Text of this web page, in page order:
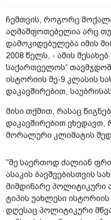
ჩემთვის, როგორც
აღმაშფოთებელია არც
დამოკიდებულება იმის
2008 წელს, - ამის
საქართველოს“
ისტორიის მე-9 კლასის
დაკავშირებით,
მისი თქმით, რასაც
დაკავშირებით ვხედავთ,
მორალური კლიმატის
"მე საერთოდ ძალიან
ასაკის ბავშვებისთვის
მიმდინარე პოლიტიკური
ტიპის უახლესი
დღესაც პოლიტიკური